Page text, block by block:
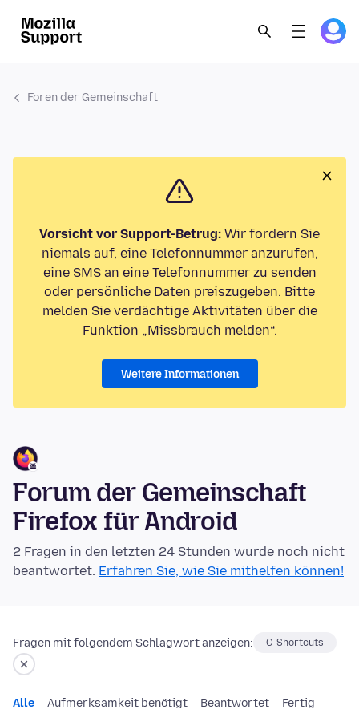
Foren der Gemeinschaft
Vorsicht vor Support-Betrug: Wir fordern Sie
niemals auf, eine Telefonnummer anzurufen,
eine SMS an eine Telefonnummer zu senden
oder persönliche Daten preiszugeben. Bitte
melden Sie verdächtige Aktivitäten über die
Funktion „Missbrauch melden“.
Weitere Informationen
Forum der Gemeinschaft
Firefox für Android
2 Fragen in den letzten 24 Stunden wurde noch nicht
beantwortet. Erfahren Sie, wie Sie mithelfen können!
Fragen mit folgendem Schlagwort anzeigen: C-Shortcuts
Alle Aufmerksamkeit benötigt Beantwortet Fertig